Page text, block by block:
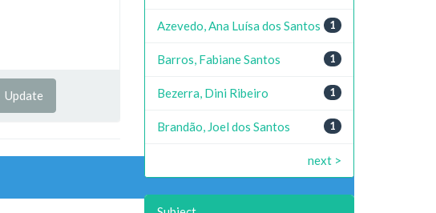
1
Azevedo, Ana Luísa dos Santos
1
Barros, Fabiane Santos
1
Bezerra, Dini Ribeiro
1
Brandão, Joel dos Santos
next >